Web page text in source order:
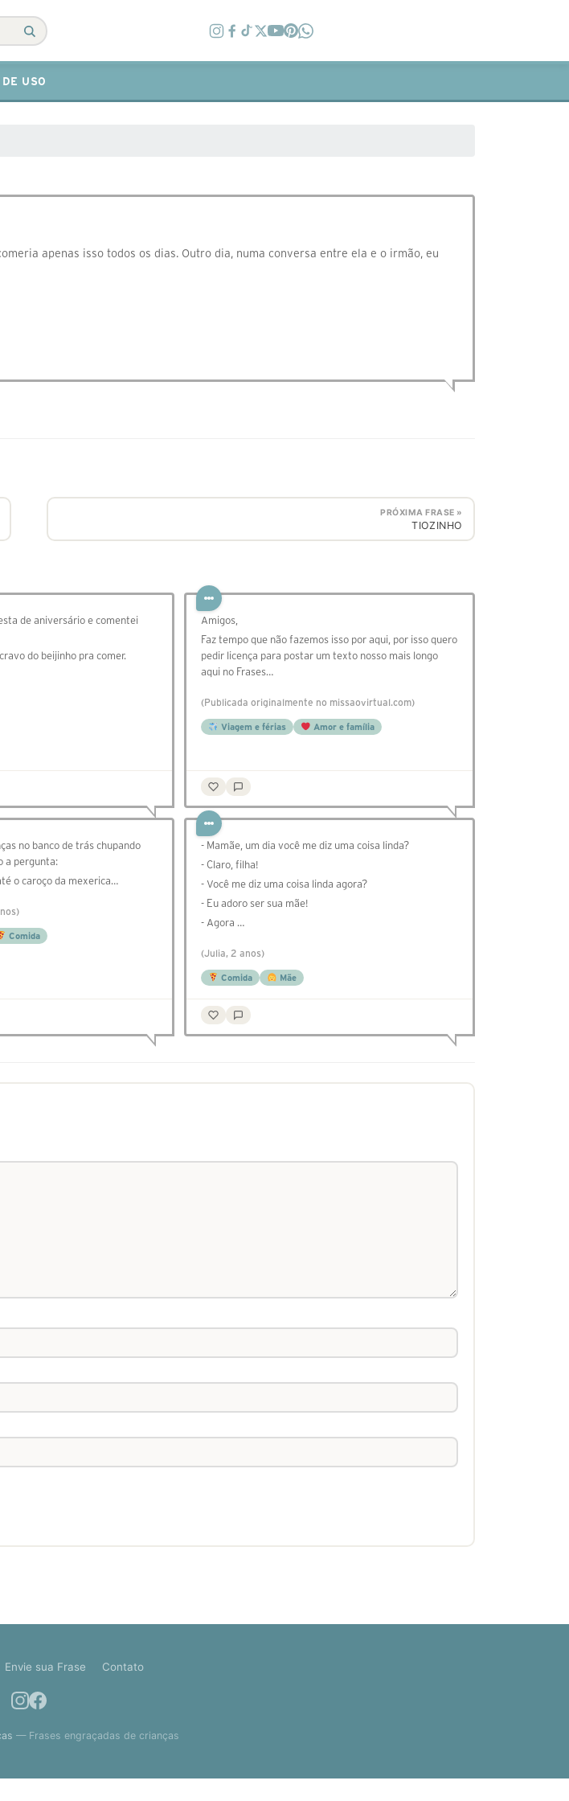
USO
apenas isso todos os dias. Outro dia, numa conversa entre ela e o irmão, eu
PRÓXIMA FRASE »
TIOZINHO
de aniversário e comentei
do beijinho pra comer.
Amigos,
Faz tempo que não fazemos isso por aqui, por isso quero
pedir licença para postar um texto nosso mais longo
aqui no Frases…
(Publicada originalmente no missaovirtual.com)
Viagem e férias Amor e família
no banco de trás chupando
a pergunta:
o caroço da mexerica…
Comida
- Mamãe, um dia você me diz uma coisa linda?
- Claro, filha!
- Você me diz uma coisa linda agora?
- Eu adoro ser sua mãe!
- Agora …
(Julia, 2 anos)
Comida Mãe
Envie sua Frase Contato
— Frases engraçadas de crianças